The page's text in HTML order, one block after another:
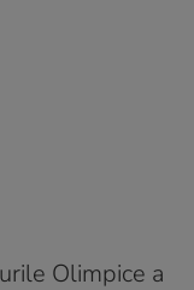
Olimpice a